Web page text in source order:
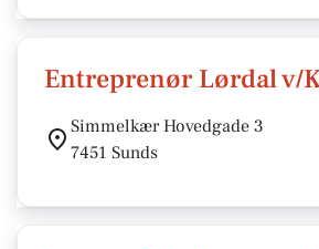
Entreprenør Lørdal v/
Simmelkær Hovedgade 3
7451 Sunds